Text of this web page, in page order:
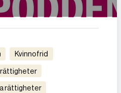
kvinnofrid
rättigheter
rättigheter